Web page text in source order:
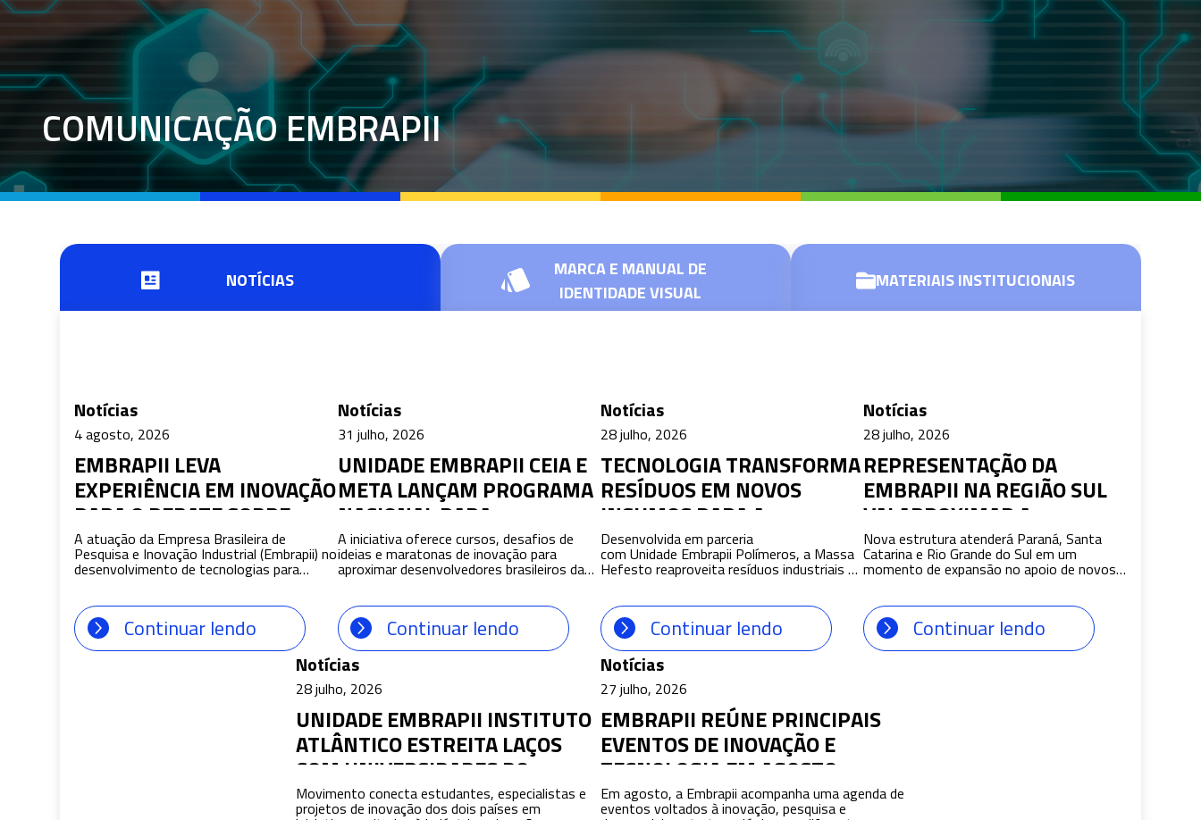
COMUNICAÇÃO EMBRAPII
NOTÍCIAS
MARCA E MANUAL DE
IDENTIDADE VISUAL
MATERIAISINSTITUCIONAIS
Notícias
4 agosto, 2026
EMBRAPII LEVA
EXPERIÊNCIA EM INOVAÇÃO
PARA O DEBATE SOBRE
MINERAIS CRÍTICOS
A atuação da Empresa Brasileira de
Pesquisa e Inovação Industrial (Embrapii) no
desenvolvimento de tecnologias para
minerais críticos e estratégicos foi um dos
Empresarial pela Inovação (MEI), realizado
nesta terça-feira (4), em Belém (PA). O
encontro reuniu representantes da
indústria, governo, instituições de ciência e
Continuar lendo
Notícias
31 julho, 2026
UNIDADE EMBRAPII CEIA E
META LANÇAM PROGRAMA
NACIONAL PARA
IMPULSIONAR
DESENVOLVIMENTO DE
GLASSES NO BRASIL
A iniciativa oferece cursos, desafios de
ideias e maratonas de inovação para
aproximar desenvolvedores brasileiros da
nova geração de dispositivos com
Unidade Embrapii Centro de Excelência em
Inteligência Artificial (CEIA), da Universidade
Federal de Goiás, em parceria com a
Meta, lança o Programa AI Glasses Brasil,
iniciativa nacional que vai capacitar
desenvolvedores, estimular a criação de […]
Continuar lendo
Notícias
28 julho, 2026
TECNOLOGIA TRANSFORMA
RESÍDUOS EM NOVOS
INSUMOS PARA A
PRODUÇÃO
Desenvolvida em parceria
com Unidade Embrapii Polímeros, a Massa
Hefesto reaproveita resíduos industriais e
incorpora matéria-prima renovável,
da Marcopolo Com o apoio da Empresa
Brasileira de Pesquisa e Inovação Industrial
(Embrapii), a empresa Marcopolo
conquistou sua primeira patente verde com
o desenvolvimento da Massa Hefesto,
uma tecnologia inédita utilizada como
material de vedação na fabricação de […]
Continuar lendo
Notícias
28 julho, 2026
REPRESENTAÇÃO DA
EMBRAPII NA REGIÃO SUL
VAI APROXIMAR A
INDÚSTRIA DE RECURSOS
PARA INOVAÇÃO
Nova estrutura atenderá Paraná, Santa
Catarina e Rio Grande do Sul em um
momento de expansão no apoio de novos
projetos de pesquisa e desenvolvimento
Inovação Industrial (Embrapii) passa a
contar com uma representação dedicada
aos estados do Paraná, Santa Catarina e
Continuar lendo
Notícias
28 julho, 2026
UNIDADE EMBRAPII INSTITUTO
ATLÂNTICO ESTREITA LAÇOS
COM UNIVERSIDADES DO
CANADÁ PARA FORMAÇÃO DE
Movimento conecta estudantes, especialistas e
projetos de inovação dos dois países em
Notícias
27 julho, 2026
EMBRAPII REÚNE PRINCIPAIS
EVENTOS DE INOVAÇÃO E
TECNOLOGIA EM AGOSTO
Em agosto, a Embrapii acompanha uma agenda de
eventos voltados à inovação, pesquisa e